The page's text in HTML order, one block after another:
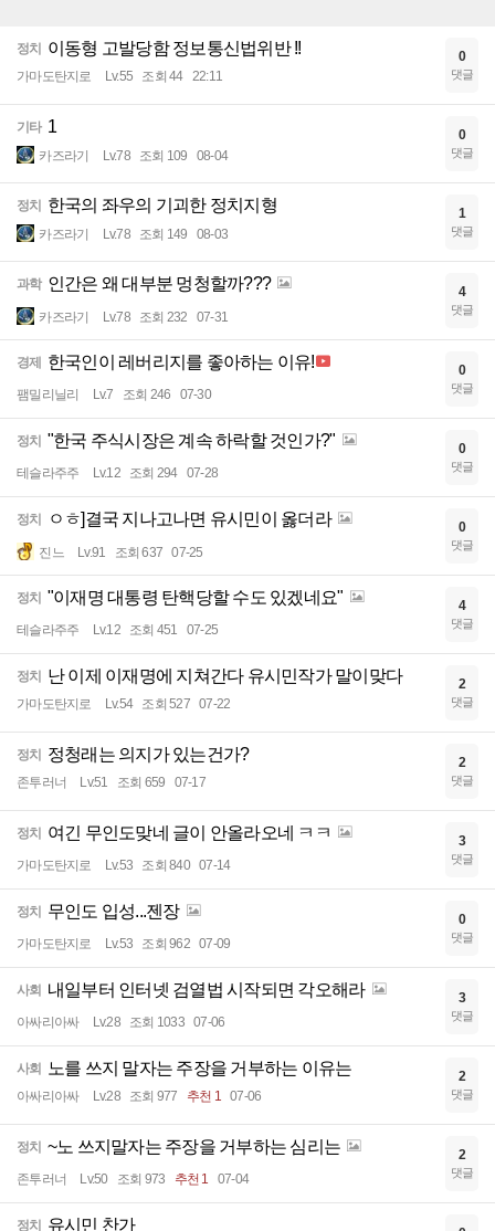
정치 이동형 고발당함 정보통신법위반 !!
가마도탄지로 Lv.55 조회 44 22:11
0
댓글
기타 1
카즈라기 Lv.78 조회 109 08-04
0
댓글
정치 한국의 좌우의 기괴한 정치지형
카즈라기 Lv.78 조회 149 08-03
1
댓글
과학 인간은 왜 대부분 멍청할까???
카즈라기 Lv.78 조회 232 07-31
4
댓글
경제 한국인이 레버리지를 좋아하는 이유!
팸밀리닐리 Lv.7 조회 246 07-30
0
댓글
정치 "한국 주식시장은 계속 하락할 것인가?"
테슬라주주 Lv.12 조회 294 07-28
0
댓글
정치 ㅇㅎ]결국 지나고나면 유시민이 옳더라
진느 Lv.91 조회 637 07-25
0
댓글
정치 "이재명 대통령 탄핵당할 수도 있겠네요"
테슬라주주 Lv.12 조회 451 07-25
4
댓글
정치 난 이제 이재명에 지쳐간다 유시민작가 말이맞다
가마도탄지로 Lv.54 조회 527 07-22
2
댓글
정치 정청래는 의지가 있는건가?
존투러너 Lv.51 조회 659 07-17
2
댓글
정치 여긴 무인도맞네 글이 안올라오네 ㅋㅋ
가마도탄지로 Lv.53 조회 840 07-14
3
댓글
정치 무인도 입성...젠장
가마도탄지로 Lv.53 조회 962 07-09
0
댓글
사회 내일부터 인터넷 검열법 시작되면 각오해라
아싸리아싸 Lv.28 조회 1033 07-06
3
댓글
사회 노를 쓰지 말자는 주장을 거부하는 이유는
아싸리아싸 Lv.28 조회 977 추천 1 07-06
2
댓글
정치 ~노 쓰지말자는 주장을 거부하는 심리는
존투러너 Lv.50 조회 973 추천 1 07-04
2
댓글
정치 유시민 찬가